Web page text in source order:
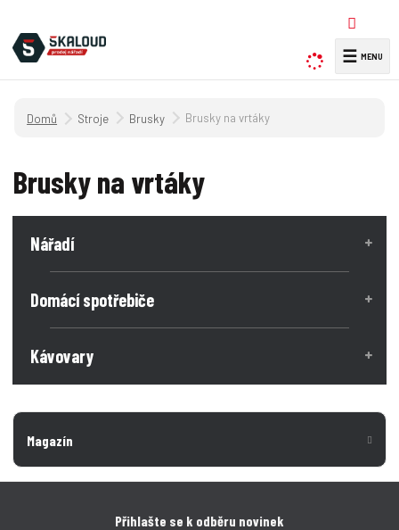
y
☰
Úvodní strana
Stroje Brusky Brusky na vrtáky
Brusky na vrtáky
Nářadí
Domácí spotřebiče
Kávovary
Magazín
Přihlašte se k odběru novinek